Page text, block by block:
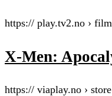
https:// play.tv2.no ›
X-Men:
https:// viaplay.no ›